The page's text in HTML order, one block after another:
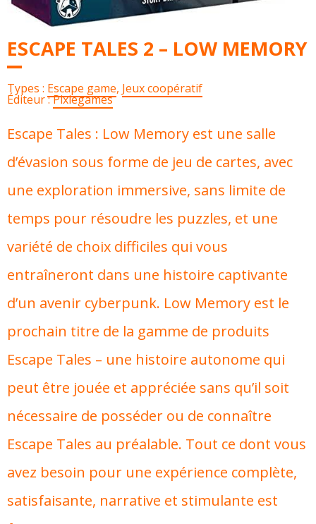
ESCAPE TALES 2 – LOW MEMORY
Types : Escape game, Jeux coopératif
Éditeur :Pixiegames
Escape Tales : Low Memory est une salle
d’évasion sous forme de jeu de cartes, avec
une exploration immersive, sans limite de
temps pour résoudre les puzzles, et une
variété de choix difficiles qui vous
entraîneront dans une histoire captivante
d’un avenir cyberpunk. Low Memory est le
prochain titre de la gamme de produits
Escape Tales – une histoire autonome qui
peut être jouée et appréciée sans qu’il soit
nécessaire de posséder ou de connaître
Escape Tales au préalable. Tout ce dont vous
avez besoin pour une expérience complète,
satisfaisante, narrative et stimulante est